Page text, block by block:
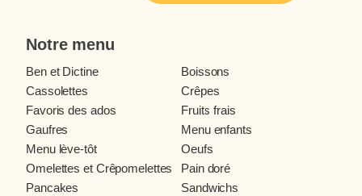
Notre menu
Ben et Dictine
Boissons
Cassolettes
Crêpes
Favoris des ados
Fruits frais
Gaufres
Menu enfants
Menu lève-tôt
Oeufs
Omelettes et Crêpomelettes
Pain doré
Pancakes
Sandwichs